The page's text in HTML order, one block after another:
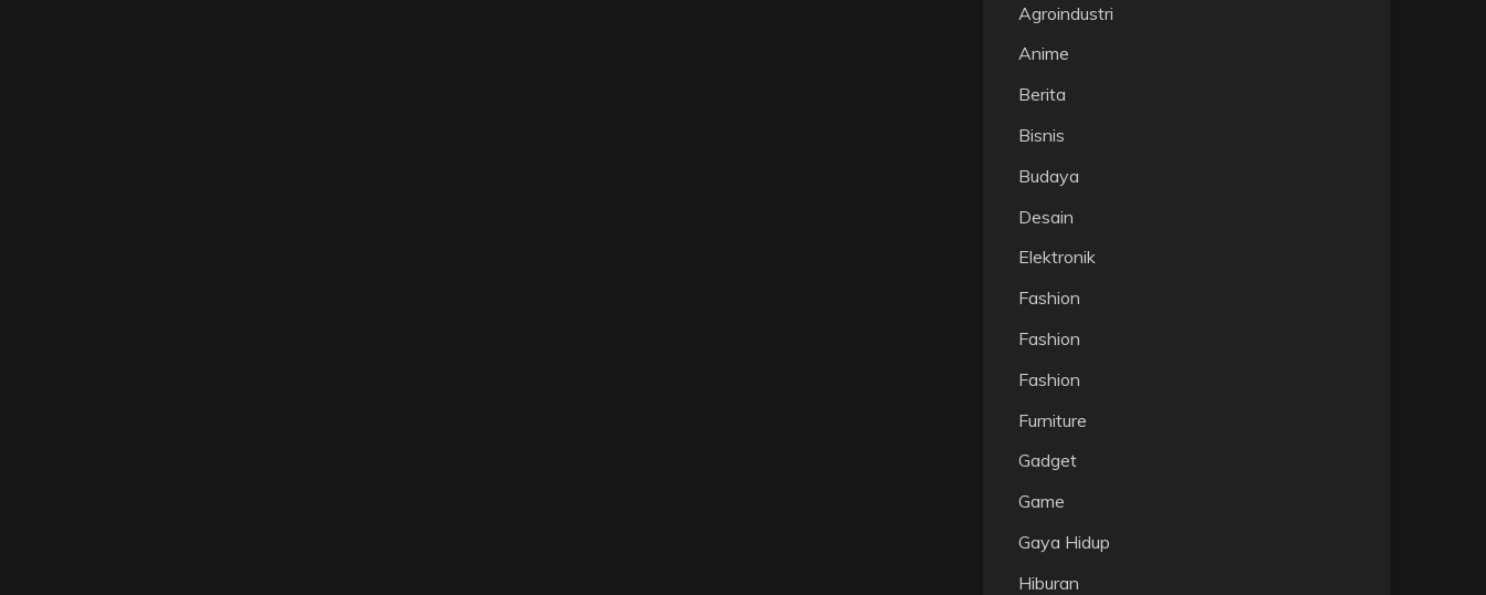
Agroindustri
Anime
Berita
Bisnis
Budaya
Desain
Elektronik
Fashion
Fashion
Fashion
Furniture
Gadget
Game
Gaya Hidup
Hiburan